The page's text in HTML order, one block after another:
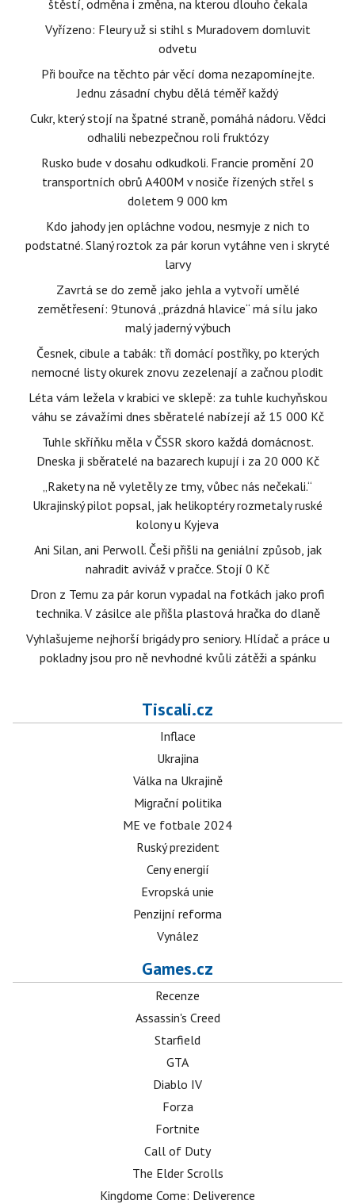
štěstí, odměna i změna, na kterou dlouho čekala
Vyřízeno: Fleury už si stihl s Muradovem domluvit
odvetu
Při bouřce na těchto pár věcí doma nezapomínejte.
Jednu zásadní chybu dělá téměř každý
Cukr, který stojí na špatné straně, pomáhá nádoru. Vědci
odhalili nebezpečnou roli fruktózy
Rusko bude v dosahu odkudkoli. Francie promění 20
transportních obrů A400M v nosiče řízených střel s
doletem 9 000 km
Kdo jahody jen opláchne vodou, nesmyje z nich to
podstatné. Slaný roztok za pár korun vytáhne ven i skryté
larvy
Zavrtá se do země jako jehla a vytvoří umělé
zemětřesení: 9tunová „prázdná hlavice“ má sílu jako
malý jaderný výbuch
Česnek, cibule a tabák: tři domácí postřiky, po kterých
nemocné listy okurek znovu zezelenají a začnou plodit
Léta vám ležela v krabici ve sklepě: za tuhle kuchyňskou
váhu se závažími dnes sběratelé nabízejí až 15 000 Kč
Tuhle skříňku měla v ČSSR skoro každá domácnost.
Dneska ji sběratelé na bazarech kupují i za 20 000 Kč
„Rakety na ně vyletěly ze tmy, vůbec nás nečekali.“
Ukrajinský pilot popsal, jak helikoptéry rozmetaly ruské
kolony u Kyjeva
Ani Silan, ani Perwoll. Češi přišli na geniální způsob, jak
nahradit aviváž v pračce. Stojí 0 Kč
Dron z Temu za pár korun vypadal na fotkách jako profi
technika. V zásilce ale přišla plastová hračka do dlaně
Vyhlašujeme nejhorší brigády pro seniory. Hlídač a práce u
pokladny jsou pro ně nevhodné kvůli zátěži a spánku
Tiscali.cz
Inflace
Ukrajina
Válka na Ukrajině
Migrační politika
ME ve fotbale 2024
Ruský prezident
Ceny energií
Evropská unie
Penzijní reforma
Vynález
Games.cz
Recenze
Assassin's Creed
Starfield
GTA
Diablo IV
Forza
Fortnite
Call of Duty
The Elder Scrolls
Kingdome Come: Deliverence